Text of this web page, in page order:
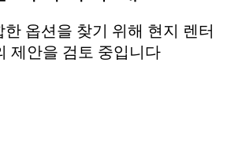
옵션을 찾기 위해 현지 렌터
제안을 검토 중입니다